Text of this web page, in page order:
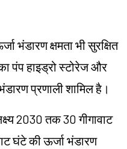
भंडारण क्षमता भी सुरक्षित
पंप हाइड्रो स्टोरेज और
प्रणाली शामिल है।
2030 तक 30 गीगावाट
घंटे की ऊर्जा भंडारण